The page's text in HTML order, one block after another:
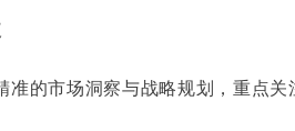
的市场洞察与战略规划，重点